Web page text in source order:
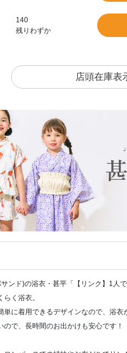
140
残りわずか
店頭在庫表
ンド)の浴衣・甚平「【リンク】1人
く浴衣。
単に着用できるデザインなので、浴
ので、長時間のお出かけも安心です！